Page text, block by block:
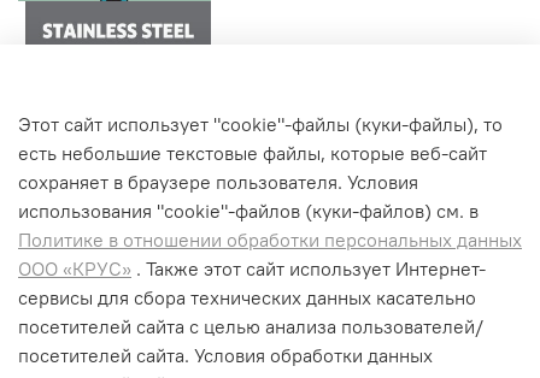
+7 (495) 662-99-75
Этот сайт использует "cookie"-файлы (куки-файлы), то
есть небольшие текстовые файлы, которые веб-сайт
сохраняет в браузере пользователя. Условия
использования "cookiе"-файлов (куки-файлов) см. в
Политике в отношении обработки персональных данных
ООО «КРУС» . Также этот сайт использует Интернет-
сервисы для сбора технических данных касательно
посетителей сайта с целью анализа пользователей/
посетителей сайта. Условия обработки данных